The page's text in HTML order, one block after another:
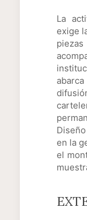
La
exige
en la
el